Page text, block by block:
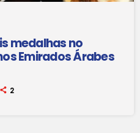
medalhas no
Emirados Árabes
2